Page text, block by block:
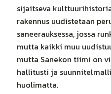
sijaitseva
rakennus uudistetaan
saneerauksessa, jossa
mutta kaikki muu
mutta Sanekon tiimi on
hallitusti ja
huolimatta.